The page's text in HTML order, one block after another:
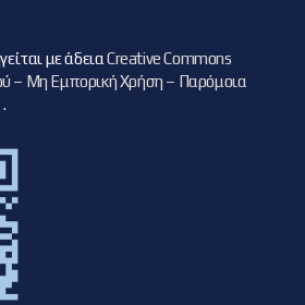
με άδειαCreative Commons
– Μη Εμπορική Χρήση – Παρόμοια
.